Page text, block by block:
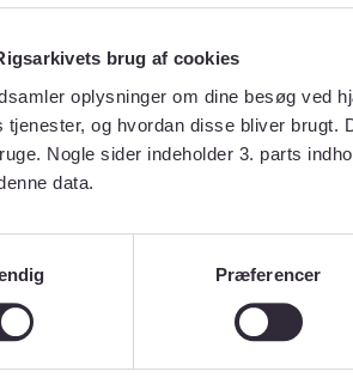
brug af cookies
oplysninger om dine besøg ved
tjenester, og hvordan disse bliver
Nogle sider indeholder 3. parts
data.
Præferencer